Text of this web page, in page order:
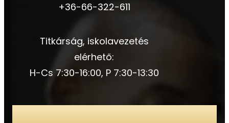
+36-66-322-611
Titkárság, iskolavezetés
elérhető:
H-Cs 7:30-16:00, P 7:30-13:30